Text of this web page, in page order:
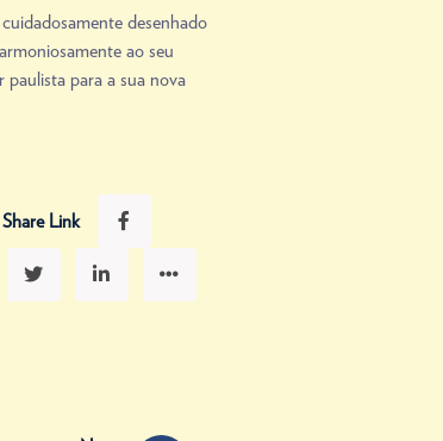
desenhado
ao seu
para a sua nova
Share Link